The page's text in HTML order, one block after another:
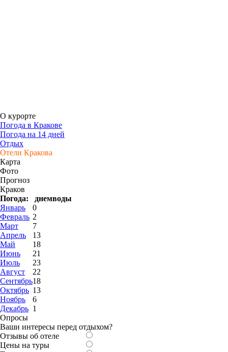
О курорте
Погода в Кракове
Погода на 14 дней
Отдых
Отели Кракова
Карта
Фото
Прогноз
Краков
Погода:
днемводы
Январь
0
Февраль 2
Март
7
Апрель
13
Май
18
Июнь
21
Июль
23
Август
22
Сентябрь18
Октябрь 13
Ноябрь
6
Декабрь 1
Опросы
Ваши интересы перед отдыхом?
Отзывы об отеле
Цены на туры